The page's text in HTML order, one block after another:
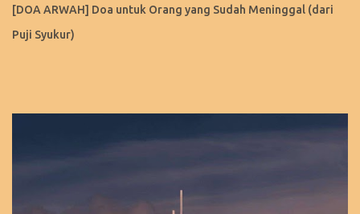
[DOA ARWAH] Doa untuk Orang yang Sudah Meninggal (dari
Puji Syukur)